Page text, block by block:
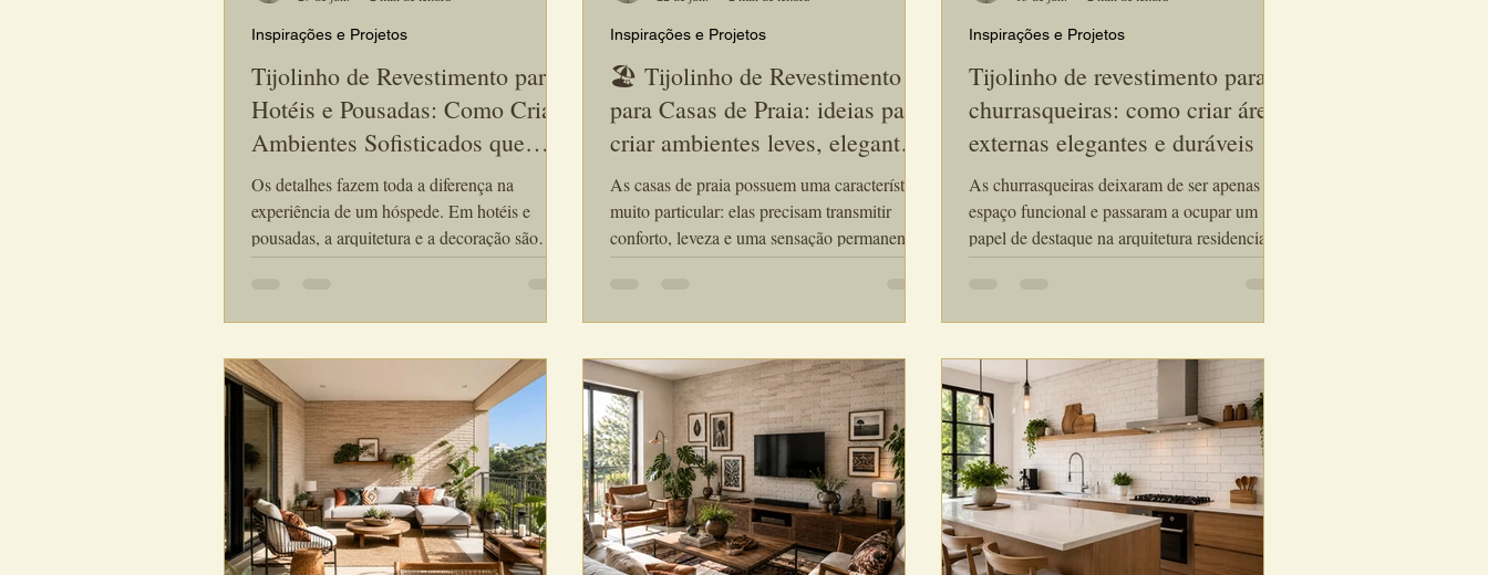
Tijolinho de Revestimento para
Hotéis e Pousadas: Como Criar
Ambientes Sofisticados que
Encantam os Hóspedes
Os detalhes fazem toda a diferença na
experiência de um hóspede. Em hotéis e
pousadas, a arquitetura e a decoração são
responsáveis por transmitir conforto,
primeiro contato. Por isso, o tijolinho de
uma das soluções mais utilizadas por
arquitetos e designers de interiores que
desejam criar ambientes acolhedores,
sofisticados e memoráveis.
Inspirações e Projetos
🏖️ Tijolinho de Revestimento
para Casas de Praia: ideias para
criar ambientes leves, elegantes
e atemporais
As casas de praia possuem uma característica
muito particular: elas precisam transmitir
conforto, leveza e uma sensação permanente
de bem-estar. Por isso, a escolha dos
fundamental no projeto arquitetônico. Entre
tijolinho de revestimento artesanal destaca-se
por sua versatilidade, beleza natural e
capacidade de criar ambientes sofisticados
sem perder a sensação de aconchego.
Inspirações e Projetos
Tijolinho de revestimento para
churrasqueiras: como criar áreas
externas elegantes e duráveis
As churrasqueiras deixaram de ser apenas um
espaço funcional e passaram a ocupar um
papel de destaque na arquitetura residencial.
Hoje, elas fazem parte dos ambientes de
reunindo família e amigos em espaços
tijolinho de revestimento para churrasqueiras
tornou-se uma das soluções preferidas de
arquitetos e designers de interiores. Além da
estética atemporal, ele agrega personalidade e
cria ambi
Inspirações e Projetos